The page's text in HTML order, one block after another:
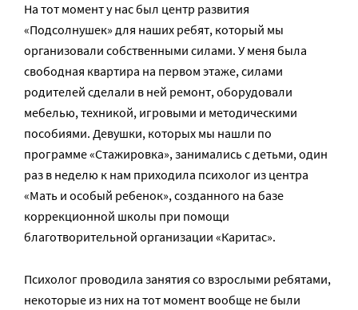
На тот момент у нас был центр развития
«Подсолнушек» для наших ребят, который мы
организовали собственными силами. У меня была
свободная квартира на первом этаже, силами
родителей сделали в ней ремонт, оборудовали
мебелью, техникой, игровыми и методическими
пособиями. Девушки, которых мы нашли по
программе «Стажировка», занимались с детьми, один
раз в неделю к нам приходила психолог из центра
«Мать и особый ребенок», созданного на базе
коррекционной школы при помощи
благотворительной организации «Каритас».
Психолог проводила занятия со взрослыми ребятами,
некоторые из них на тот момент вообще не были